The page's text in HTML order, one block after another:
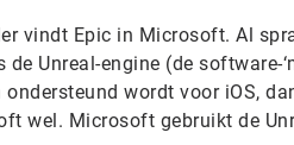
vindt Epic in Microsoft. Al
Unreal-engine (de software-
wordt voor iOS,
wel. Microsoft gebruikt de